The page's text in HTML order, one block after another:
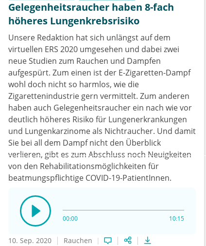
Gelegenheitsraucher haben 8-fach
höheres Lungenkrebsrisiko
Unsere Redaktion hat sich unlängst auf dem
virtuellen ERS 2020 umgesehen und dabei zwei
neue Studien zum Rauchen und Dampfen
aufgespürt. Zum einen ist der E-Zigaretten-Dampf
wohl doch nicht so harmlos, wie die
Zigarettenindustrie gern vermittelt. Zum anderen
haben auch Gelegenheitsraucher ein nach wie vor
deutlich höheres Risiko für Lungenerkrankungen
und Lungenkarzinome als Nichtraucher. Und damit
Sie bei all dem Dampf nicht den Überblick
verlieren, gibt es zum Abschluss noch Neuigkeiten
von den Rehabilitationsmöglichkeiten für
beatmungspflichtige COVID-19-PatientInnen.
00:00 10:15
10. Sep. 2020 Rauchen